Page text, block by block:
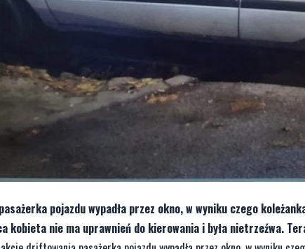
pojazdu wypadła przez okno, w wyniku czego
kobieta nie ma uprawnień do kierowania i była nietrzeźwa.